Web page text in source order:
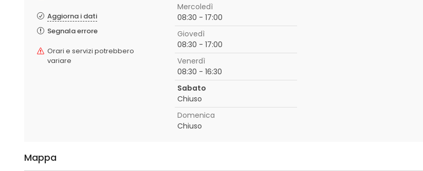
Aggiorna i dati
Segnala errore
Orari e servizi potrebbero
variare
Mercoledì
08:30 - 17:00
Giovedì
08:30 - 17:00
Venerdì
08:30 - 16:30
Sabato
Chiuso
Domenica
Chiuso
Mappa